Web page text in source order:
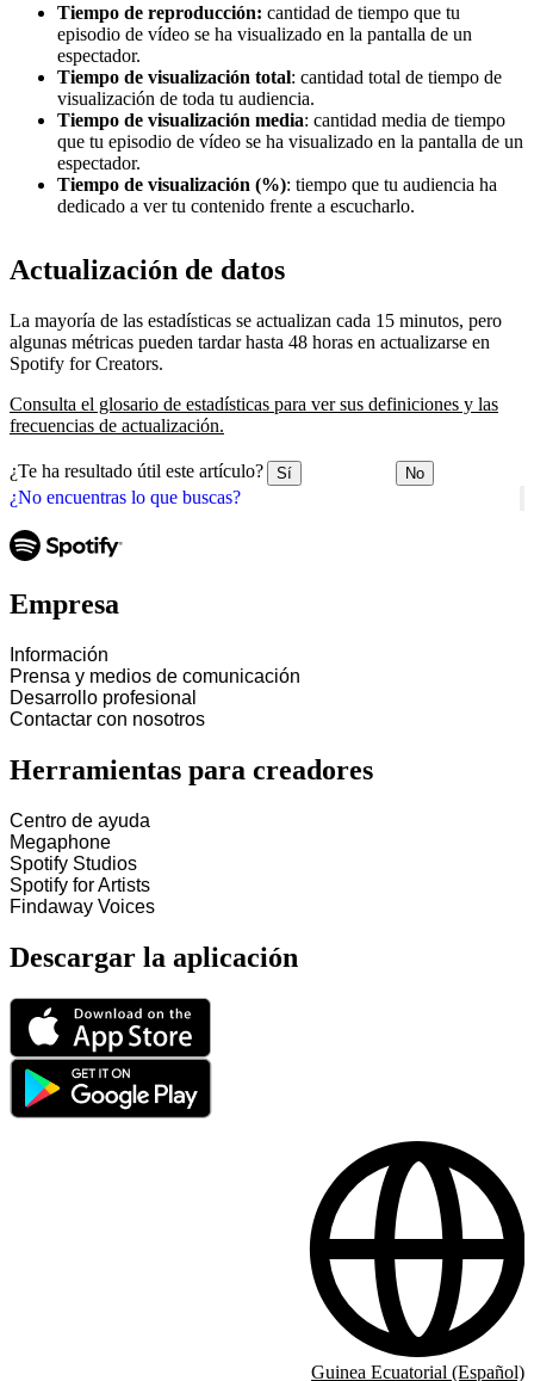
¿No encuentras lo que buscas?
Tiempo de reproducción: cantidad de tiempo que tu
episodio de vídeo se ha visualizado en la pantalla de un
espectador.
Tiempo de visualización total: cantidad total de tiempo de
visualización de toda tu audiencia.
Tiempo de visualización media: cantidad media de tiempo
que tu episodio de vídeo se ha visualizado en la pantalla de un
espectador.
Tiempo de visualización (%): tiempo que tu audiencia ha
dedicado a ver tu contenido frente a escucharlo.
Actualización de datos
La mayoría de las estadísticas se actualizan cada 15 minutos, pero
algunas métricas pueden tardar hasta 48 horas en actualizarse en
Spotify for Creators.
Consulta el glosario de estadísticas para ver sus definiciones y las
frecuencias de actualización.
¿Te ha resultado útil este artículo? Sí No
Empresa
Información
Prensa y medios de comunicación
Desarrollo profesional
Contactar con nosotros
Herramientas para creadores
Centro de ayuda
Megaphone
Spotify Studios
Spotify for Artists
Findaway Voices
Descargar la aplicación
Guinea Ecuatorial (Español)